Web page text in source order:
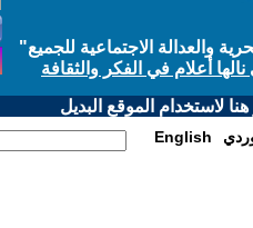
الاجتماعية للجميع"
أعلام في الفكر والثقافة
لاستخدام الموقع البديل
English